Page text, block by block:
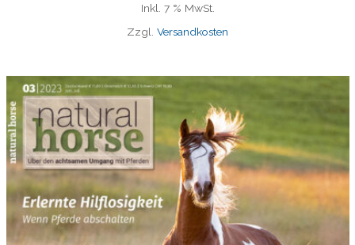
Inkl. 7 % MwSt.
Zzgl. Versandkosten